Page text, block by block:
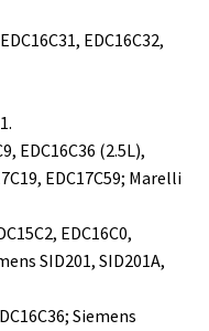
EDC16C32,
EDC16C36 (2.5L),
EDC17C59; Marelli
EDC16C0,
SID201, SID201A,
Siemens